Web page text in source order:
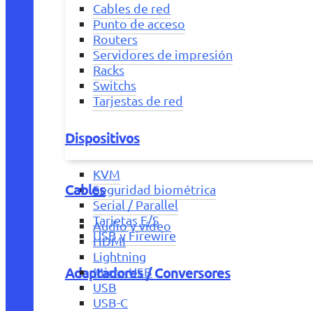
Cables de red
Punto de acceso
Routers
Servidores de impresión
Racks
Switchs
Tarjestas de red
Dispositivos
KVM
Seguridad biométrica
Serial / Parallel
Tarjetas E/S
USB y Firewire
Adaptadores / Conversores
Cables
Audio y vídeo
HDMI
Lightning
Micro USB
USB
USB-C